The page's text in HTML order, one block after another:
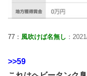
77： 風吹けば名無し ：
>>59